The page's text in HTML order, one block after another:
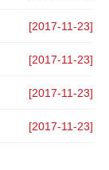
[2017-11-23]
[2017-11-23]
[2017-11-23]
[2017-11-23]